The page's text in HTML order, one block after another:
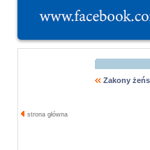
Zakony
strona główna